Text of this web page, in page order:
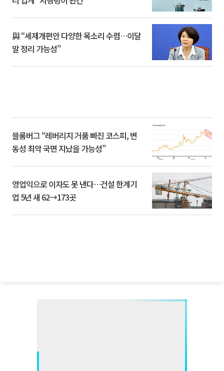
與 “세제개편안 다양한 목소리 수렴…이달
말 정리 가능성”
블룸버그 “레버리지 거품 빠진 코스피, 변
동성 최악 국면 지났을 가능성”
영업익으로 이자도 못 낸다…건설 한계기
업 5년 새 62→173곳